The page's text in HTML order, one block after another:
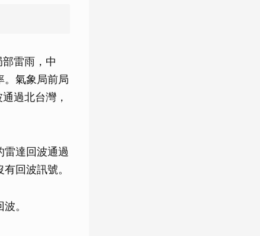
雷雨，中
。氣象局前局
過北台灣，
雷達回波通過
回波訊號。
。